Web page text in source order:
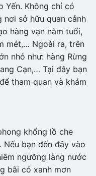
Yến. Không chỉ có
sở hữu quan cảnh
hàng vạn năm tuổi,
mét,… Ngoài ra, trên
nhỏ như: hàng Rừng
Cạn,… Tại đây bạn
tham quan và khám
khổng lồ che
Nếu bạn đến đây vào
ngưỡng làng nước
bãi cỏ xanh mơn